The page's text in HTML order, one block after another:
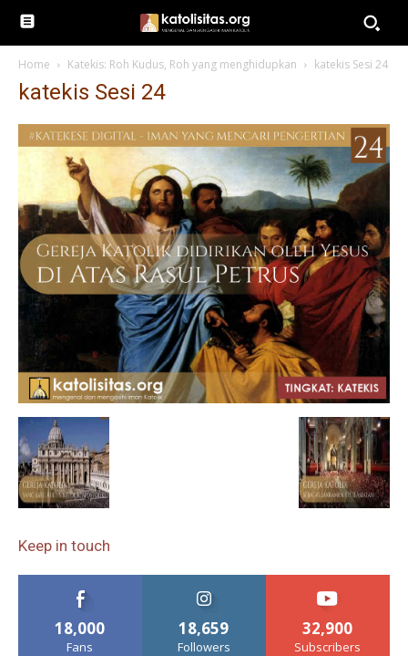
Home Katekis: Roh Kudus, Roh yang menghidupkan katekis Sesi 24
katekis Sesi 24
Keep in touch
18,000
Fans
18,659
Followers
32,900
Subscribers